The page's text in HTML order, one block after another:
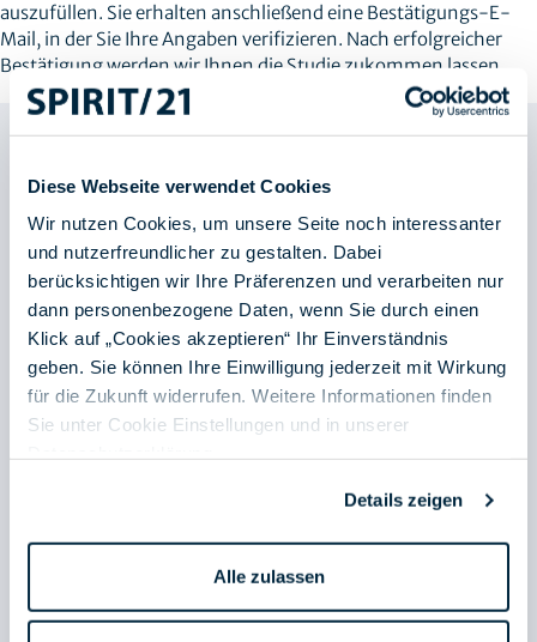
Diese Webseite verwendet Cookies
Wir nutzen Cookies, um unsere Seite noch interessanter
und nutzerfreundlicher zu gestalten. Dabei
berücksichtigen wir Ihre Präferenzen und verarbeiten nur
dann personenbezogene Daten, wenn Sie durch einen
Klick auf „Cookies akzeptieren“ Ihr Einverständnis
geben. Sie können Ihre Einwilligung jederzeit mit Wirkung
für die Zukunft widerrufen. Weitere Informationen finden
Sie unter Cookie Einstellungen und in unserer
Details zeigen
Alle zulassen
auszufüllen. Sie erhalten anschließend eine Bestätigungs-E-
Mail, in der Sie Ihre Angaben verifizieren. Nach erfolgreicher
Bestätigung werden wir Ihnen die Studie zukommen lassen.